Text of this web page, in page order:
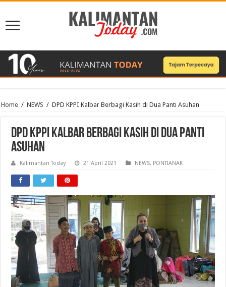
Home / NEWS / DPD KPPI Kalbar Berbagi Kasih di Dua Panti Asuhan
DPD KPPI Kalbar Berbagi Kasih di Dua Panti
Asuhan
Kalimantan Today 21 April 2021 NEWS, PONTIANAK